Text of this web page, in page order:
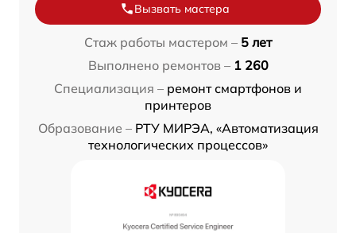
Вызвать мастера
Стаж работы мастером – 5 лет
Выполнено ремонтов – 1 260
Специализация – ремонт смартфонов и
принтеров
Образование – РТУ МИРЭА, «Автоматизация
технологических процессов»